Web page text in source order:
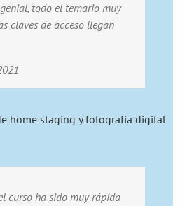
todo el temario muy
claves de acceso llegan
home staging y fotografía digital
curso ha sido muy rápida